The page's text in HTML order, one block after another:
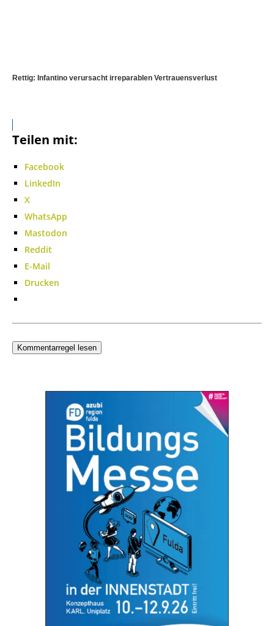
Rettig: Infantino verursacht irreparablen Vertrauensverlust
Teilen mit:
Facebook
LinkedIn
X
WhatsApp
Mastodon
Reddit
E-Mail
Drucken
Kommentarregel lesen